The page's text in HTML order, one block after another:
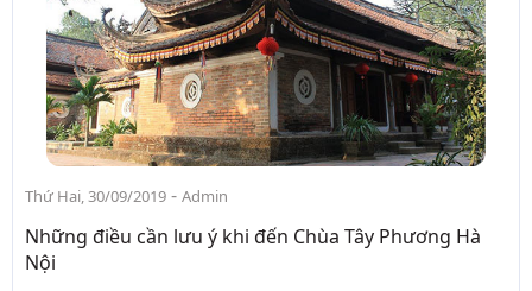
Thứ Hai, 30/09/2019 - Admin
Những điều cần lưu ý khi đến Chùa Tây Phương Hà
Nội